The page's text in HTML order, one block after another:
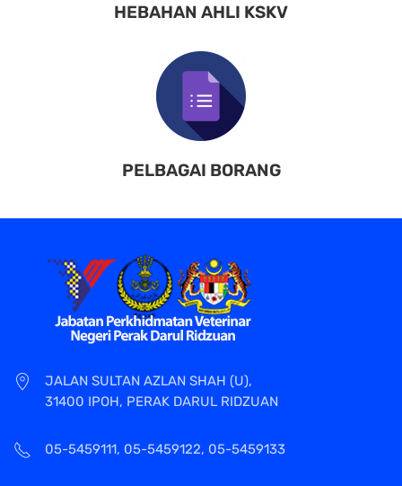
HEBAHAN AHLI KSKV
PELBAGAI BORANG
JALAN SULTAN AZLAN SHAH (U),
31400 IPOH, PERAK DARUL RIDZUAN
05-5459111, 05-5459122, 05-5459133